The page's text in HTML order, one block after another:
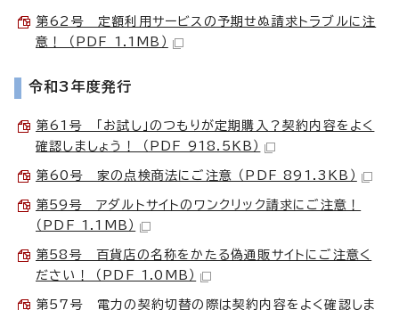
第62号 定額利用サービスの予期せぬ請求トラブルに注
意！ （PDF 1.1MB）
令和3年度発行
第61号 「お試し」のつもりが定期購入？契約内容をよく
確認しましょう！ （PDF 918.5KB）
第60号 家の点検商法にご注意 （PDF 891.3KB）
第59号 アダルトサイトのワンクリック請求にご注意！
（PDF 1.1MB）
第58号 百貨店の名称をかたる偽通販サイトにご注意く
ださい！ （PDF 1.0MB）
第57号 電力の契約切替の際は契約内容をよく確認しま